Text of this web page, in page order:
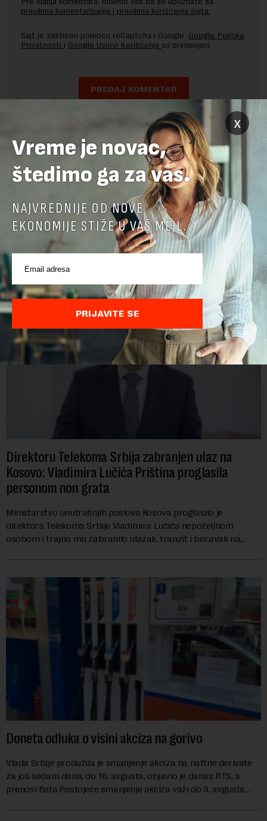
pravilima komentarisanja i pravilima korišćenja sajta.
Sajt je zaštićen pomocu reCaptcha i Google. Google Politika
Privatnosti i Google Uslovi Korišćenja su primenjeni.
POVEZANI SADRŽAJI
Direktoru Telekoma Srbija zabranjen ulaz na
Kosovo: Vladimira Lučića Priština proglasila
personom non grata
Ministarstvo unutrašnjih poslova Kosova proglasilo je
direktora Telekoma Srbije Vladimira Lučića nepoželjnom
osobom i trajno mu zabranilo ulazak, tranzit i boravak na
Doneta odluka o visini akciza na gorivo
Vlada Srbije produžila je smanjenje akciza na naftne derivate
za još sedam dana, do 16. avgusta, objavio je danas RTS, a
prenosi Beta.Postojeće smanjenje akciza važi do 9. avgusta
x
Vreme je novac,
štedimo ga za vas.
NAJVREDNIJE OD NOVE
EKONOMIJE STIŽE U VAŠ MEJL.
PRIJAVITE SE